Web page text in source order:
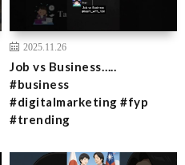
2025.11.26
Job vs Business…..
#business
#digitalmarketing #fyp
#trending